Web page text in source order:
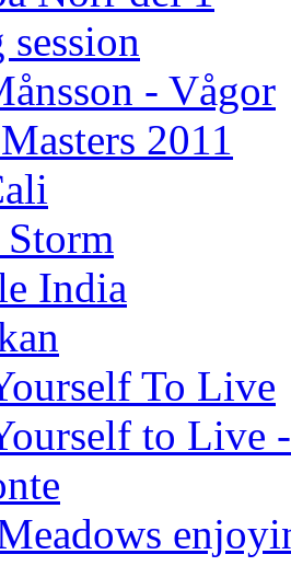
- Vågor
2011
India
To Live
to Live -